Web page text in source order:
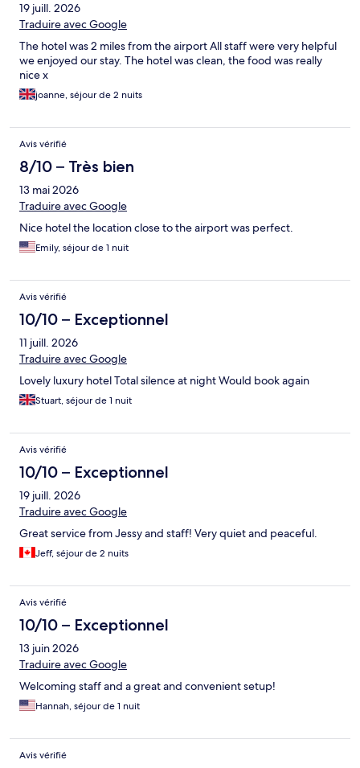
19 juill. 2026
Traduire avec Google
The hotel was 2 miles from the airport All staff were very helpful
we enjoyed our stay. The hotel was clean, the food was really
nice x
joanne, séjour de 2 nuits
Avis vérifié
8/10 – Très bien
13 mai 2026
Traduire avec Google
Nice hotel the location close to the airport was perfect.
Emily, séjour de 1 nuit
Avis vérifié
10/10 – Exceptionnel
11 juill. 2026
Traduire avec Google
Lovely luxury hotel Total silence at night Would book again
Stuart, séjour de 1 nuit
Avis vérifié
10/10 – Exceptionnel
19 juill. 2026
Traduire avec Google
Great service from Jessy and staff! Very quiet and peaceful.
Jeff, séjour de 2 nuits
Avis vérifié
10/10 – Exceptionnel
13 juin 2026
Traduire avec Google
Welcoming staff and a great and convenient setup!
Hannah, séjour de 1 nuit
Avis vérifié